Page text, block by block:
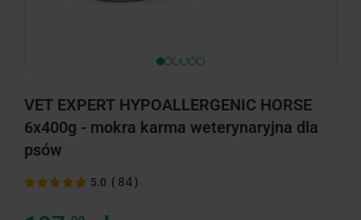
VET EXPERT HYPOALLERGENIC HORSE
6x400g - mokra karma weterynaryjna dla
psów
5.0 ( 84 )